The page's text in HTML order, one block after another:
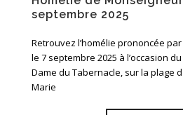
septembre 2025
Retrouvez l’homélie prononcée
le 7 septembre 2025 à l’occasion
Dame du Tabernacle, sur la plage
Marie